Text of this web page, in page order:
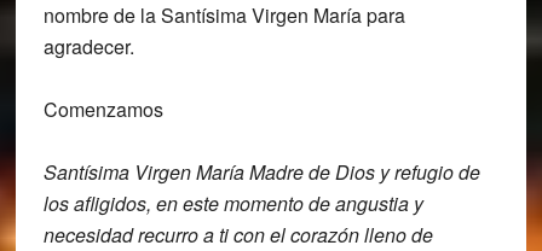
nombre de la Santísima Virgen María para
agradecer.
Comenzamos
Santísima Virgen María Madre deDios y refugio de
los afligidos, en estemomento de angustia y
necesidad recurroa ti con el corazón lleno de